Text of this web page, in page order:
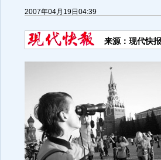
2007年04月19日04:39
来源：现代快报